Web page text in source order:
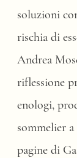
soluzioni
rischia di
Andrea
riflessione
enologi,
sommelier
pagine di